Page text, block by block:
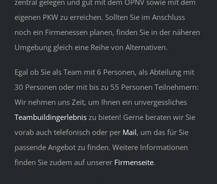
zentral gelegen und gut mit dem ÖPNV sowie mit dem
eigenen PKW zu erreichen. Sollten Sie im Anschluss
noch ein Firmenessen planen, finden Sie in der näheren
Umgebung gleich eine Reihe von Alternativen.
Egal ob Sie als Team mit 6 Personen, als Abteilung mit
30 Personen oder mit bis zu 55 Personen Teilnehmern:
Wir nehmen uns Zeit, um Ihnen ein unvergessliches
Teambuildingerlebnis zu bieten! Gerne beraten wir Sie
vorab auch telefonisch oder per Mail, um das für Sie
passende Angebot zu finden. Weitere Informationen
finden Sie zudem auf unserer Firmenseite.